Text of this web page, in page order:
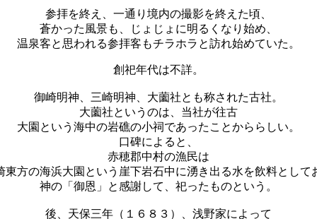
参拝を終え、一通り境内の撮影を終えた頃、
蒼かった風景も、じょじょに明るくなり始め、
温泉客と思われる参拝客もチラホラと訪れ始めていた。
創祀年代は不詳。
御崎明神、三崎明神、大薗社とも称された古社。
大薗社というのは、当社が往古
大園という海中の岩礁の小祠であったことかららしい。
口碑によると、
赤穂郡中村の漁民は
東方の海浜大園という崖下岩石中に湧き出る水を飲料として
神の「御恩」と感謝して、祀ったものという。
後、天保三年（１６８３）、浅野家によって